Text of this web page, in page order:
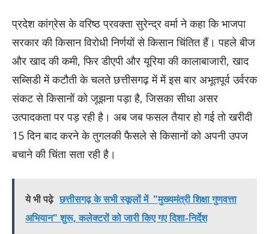
प्रदेश कांग्रेस के वरिष्ठ प्रवक्ता सुरेन्द्र वर्मा ने कहा कि भाजपा
सरकार की किसान विरोधी निर्णयों से किसान चिंतित हैं। पहले बीज
और खाद की कमी, फिर डीएपी और यूरिया की कालाबाजारी, खाद
सब्सिडी में कटौती के चलते छत्तीसगढ़ में में इस बार अभूतपूर्व उर्वरक
संकट से किसानों को जूझना पड़ा है, जिसका सीधा असर
उत्पादकता पर पड़ रही है। अब जब फसल तैयार हो गई तो खरीदी
15 दिन बाद करने के तुगलकी फैसले से किसानों को अपनी उपज
बचाने की चिंता सता रही है।
ये भी पढ़े छत्तीसगढ़ के सभी स्कूलों में "मुख्यमंत्री शिक्षा गुणवत्ता
अभियान" शुरू, कलेक्टरों को जारी किए गए दिशा-निर्देश